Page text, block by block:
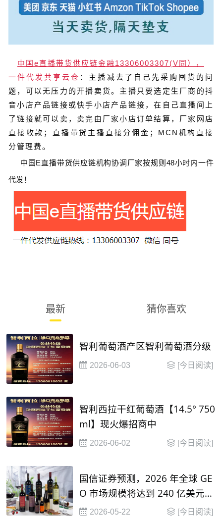
中国e直播带货供应链金融13306003307(V同），
一件代发共享云仓 ：主播减去了自己先采购囤货的问
题，可以无压力的开播卖货。主播只要选定生厂商的抖
音小店产品链接或快手小店产品链接，在自己直播间上
了链接就可以卖，卖完由厂家小店订单结算，厂家网店
直接收款；直播带货主播直接分佣金；MCN机构直接
分管理费。
中国E直播带货供应链机构协调厂家按规则 48小时内一件
代发！
最新 猜你喜欢
智利葡萄酒产区智利葡萄酒分级
2026-06-03 [今日阅读]
智利西拉干红葡萄酒【14.5° 750
ml】现火爆招商中
2026-06-02 [今日阅读]
国信证券预测，2026 年全球 GE
O 市场规模将达到 240 亿美元，
并在2030年有望达到 1000 亿美
2026-05-22 [今日阅读]